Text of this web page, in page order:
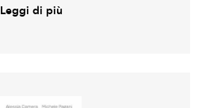
Leggi di più